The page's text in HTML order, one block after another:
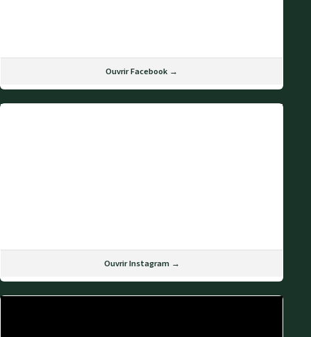
Ouvrir Facebook →
Ouvrir Instagram →